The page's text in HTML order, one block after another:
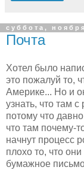
суббота,
Почта
Хотел было
это пожалуй то,
Америке... Но и
узнать, что там
потому что
что там почему-
начнут процесс
плохо то, что
бумажное